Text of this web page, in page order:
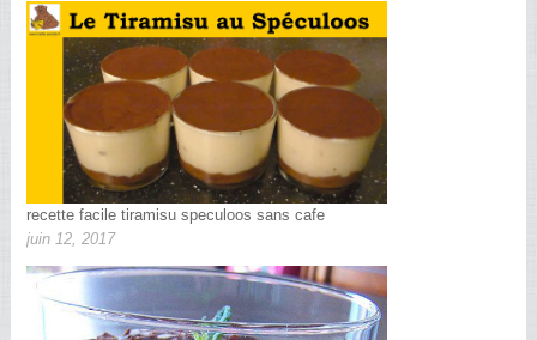
recette facile tiramisu speculoos sans cafe
juin 12, 2017